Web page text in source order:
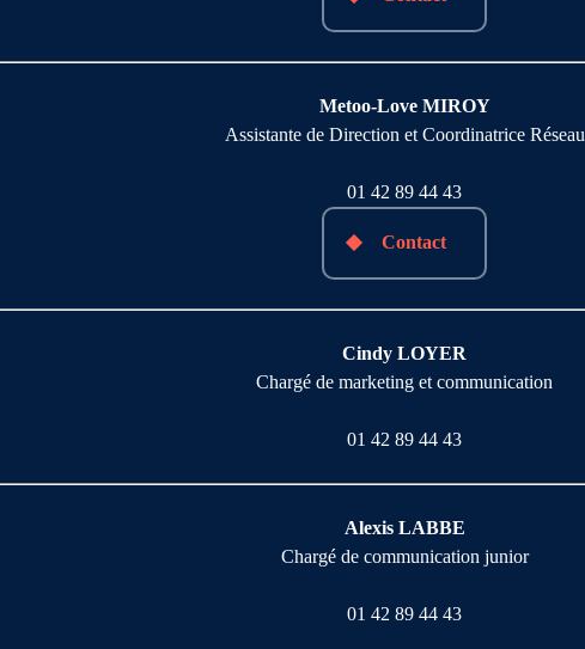
Metoo-Love MIROY
Assistante de Direction et Coordinatrice Réseau
01 42 89 44 43
Contact
Cindy LOYER
Chargé de marketing et communication
01 42 89 44 43
Alexis LABBE
Chargé de communication junior
01 42 89 44 43